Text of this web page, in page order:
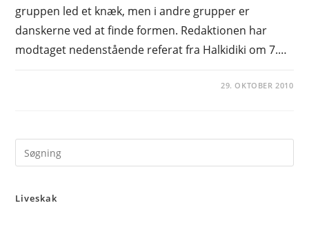
gruppen led et knæk, men i andre grupper er
danskerne ved at finde formen. Redaktionen har
modtaget nedenstående referat fra Halkidiki om 7.…
29. OKTOBER 2010
Liveskak